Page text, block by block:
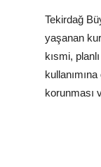
Tekirdağ
yaşanan
kısmi,
korunması